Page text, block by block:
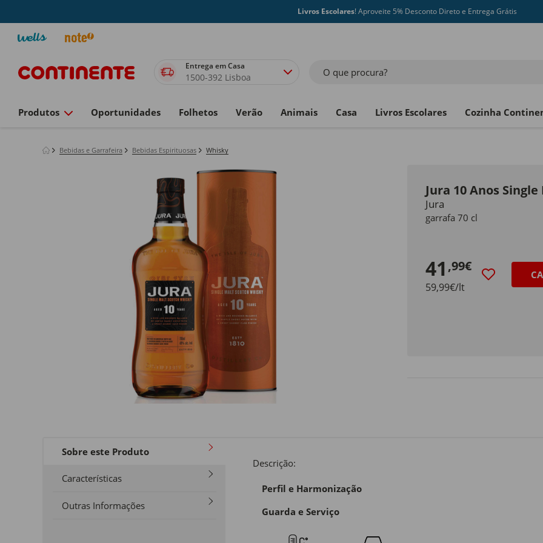
Livros Escolares! Aproveite 5% Desconto Direto e Entrega Grátis
Entrega em Casa
1500-392 Lisboa O que procura?
Produtos Oportunidades Folhetos Verão Animais Casa Livros Escolares Cozinha
Bebidas e Garrafeira Bebidas Espirituosas Whisky
Jura 10 Anos
Jura
garrafa 70 cl
41 ,99€
59,99€/lt
Sobre este Produto
Características
Outras Informações
Descrição:
Perfil e Harmonização
Guarda e Serviço